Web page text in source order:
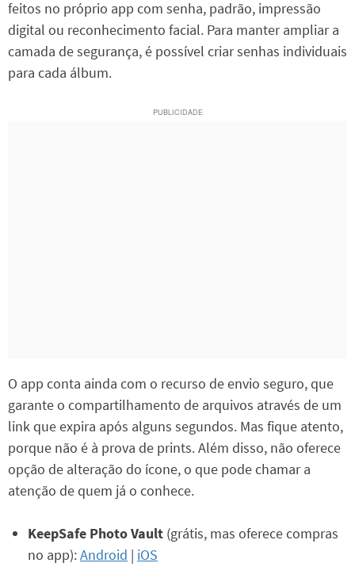
feitos no próprio app com senha, padrão, impressão
digital ou reconhecimento facial. Para manter ampliar a
camada de segurança, é possível criar senhas individuais
para cada álbum.
O app conta ainda com o recurso de envio seguro, que
garante o compartilhamento de arquivos através de um
link que expira após alguns segundos. Mas fique atento,
porque não é à prova de prints. Além disso, não oferece
opção de alteração do ícone, o que pode chamar a
atenção de quem já o conhece.
KeepSafe Photo Vault (grátis, mas oferece compras
no app):Android | iOS